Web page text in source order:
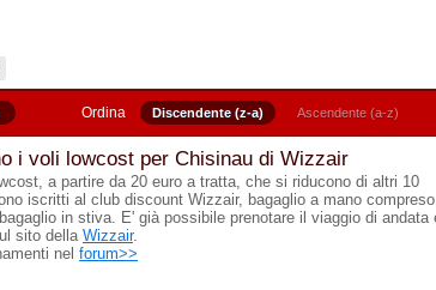
Ordina Discendente (z-a) Ascendente (a-z)
i voli lowcost per Chisinau di Wizzair
a partire da 20 euro a tratta, che si riducono di altri 10
iscritti al club discount Wizzair, bagaglio a mano
in stiva. E' già possibile prenotare il viaggio di andata
sito della Wizzair.
nel forum>>